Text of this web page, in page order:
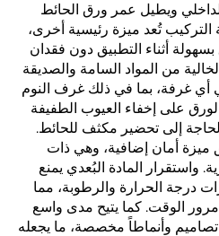
ويطيل عمر ورق الحائط
التركيب تُعد ميزة رئيسية أخرى،
أثناء التطبيق دون فقدان
من المواد السامة والصديقة
أي غرفة، بما في ذلك غرف النوم
على إخفاء العيوب الطفيفة
إلى تحضير مكثف للحائط.
أمان إضافية، وهي ذات
واستقرار المادة البُعدي يمنع
درجة الحرارة والرطوبة، مما
الوقت. كما يتيح مدى واسع
تصاميم وأنماطاً مخصصة، ما يجعله